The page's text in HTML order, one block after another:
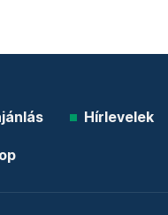
Hírlevelek